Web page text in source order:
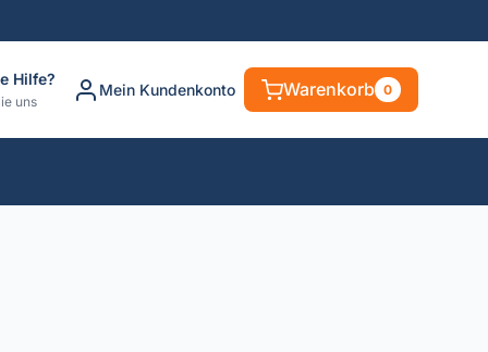
Hilfe?
uns
Mein Kundenkonto Warenkorb 0